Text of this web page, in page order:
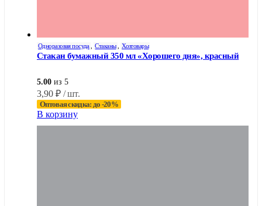
Одноразовая посуда Стаканы Хозтовары
Стакан бумажный 350 мл «Хорошего дня», красный
5.00 из 5
3,90 ₽ / шт.
Оптовая скидка: до -20%
В корзину